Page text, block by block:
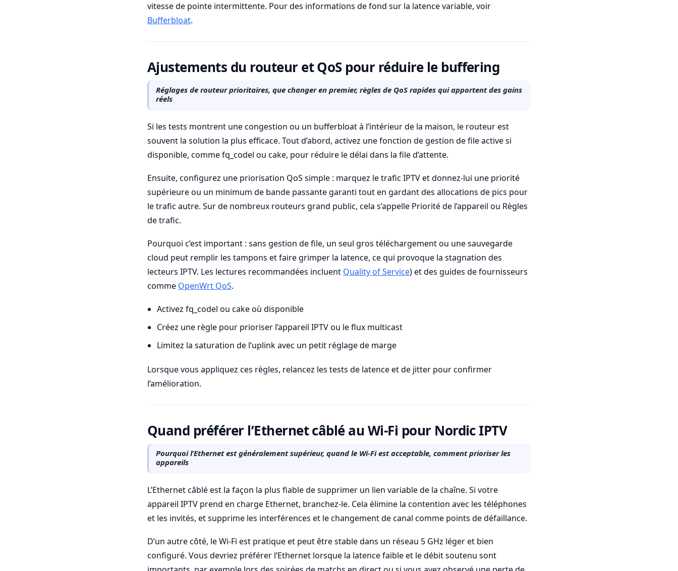
vitesse de pointe intermittente. Pour des informations de fond sur la latence variable, voir
Bufferbloat.
Ajustements du routeur et QoS pour réduire le buffering
Réglages de routeur prioritaires, que changer en premier, règles de QoS rapides qui apportent des gains
réels
Si les tests montrent une congestion ou un bufferbloat à l’intérieur de la maison, le routeur est
souvent la solution la plus efficace. Tout d’abord, activez une fonction de gestion de file active si
disponible, comme fq_codel ou cake, pour réduire le délai dans la file d’attente.
Ensuite, configurez une priorisation QoS simple : marquez le trafic IPTV et donnez-lui une priorité
supérieure ou un minimum de bande passante garanti tout en gardant des allocations de pics pour
le trafic autre. Sur de nombreux routeurs grand public, cela s’appelle Priorité de l’appareil ou Règles
de trafic.
Pourquoi c’est important : sans gestion de file, un seul gros téléchargement ou une sauvegarde
cloud peut remplir les tampons et faire grimper la latence, ce qui provoque la stagnation des
lecteurs IPTV. Les lectures recommandées incluent Quality of Service) et des guides de fournisseurs
comme OpenWrt QoS.
Activez fq_codel ou cake où disponible
Créez une règle pour prioriser l’appareil IPTV ou le flux multicast
Limitez la saturation de l’uplink avec un petit réglage de marge
Lorsque vous appliquez ces règles, relancez les tests de latence et de jitter pour confirmer
l’amélioration.
Quand préférer l’Ethernet câblé au Wi-Fi pour Nordic IPTV
Pourquoi l’Ethernet est généralement supérieur, quand le Wi-Fi est acceptable, comment prioriser les
appareils
L’Ethernet câblé est la façon la plus fiable de supprimer un lien variable de la chaîne. Si votre
appareil IPTV prend en charge Ethernet, branchez-le. Cela élimine la contention avec les téléphones
et les invités, et supprime les interférences et le changement de canal comme points de défaillance.
D’un autre côté, le Wi-Fi est pratique et peut être stable dans un réseau 5 GHz léger et bien
configuré. Vous devriez préférer l’Ethernet lorsque la latence faible et le débit soutenu sont